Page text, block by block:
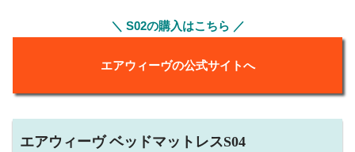
＼ S02の購入はこちら ／
エアウィーヴの公式サイトへ
エアウィーヴ ベッドマットレスS04